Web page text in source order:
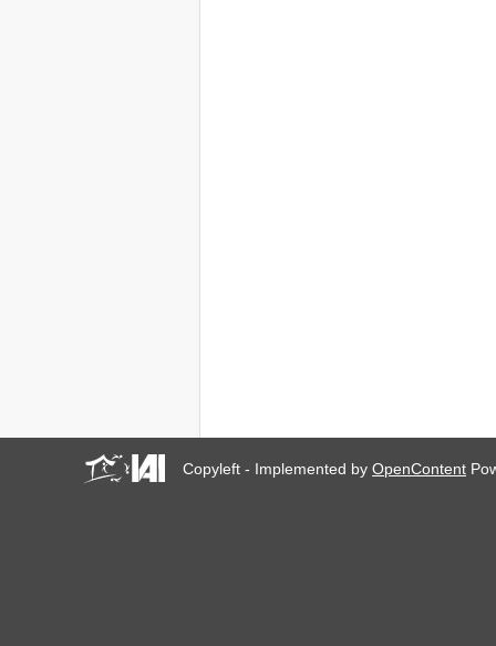
Copyleft - Implemented byOpenContent